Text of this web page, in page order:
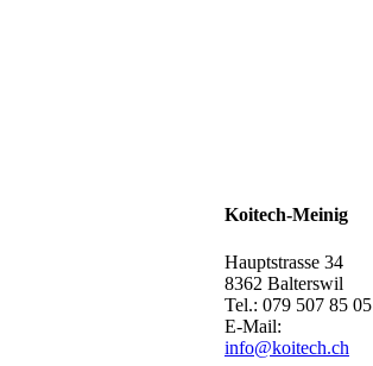
Koitech-Meinig
Hauptstrasse 34
8362 Balterswil
Tel.: 079 507 85 05
E-Mail:
info@koitech.ch